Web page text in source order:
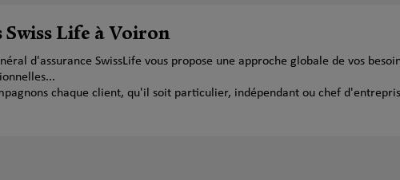
Swiss Life à Voiron
d'assurance SwissLife vous propose une approche globale de vos
chaque client, qu'il soit particulier, indépendant ou chef